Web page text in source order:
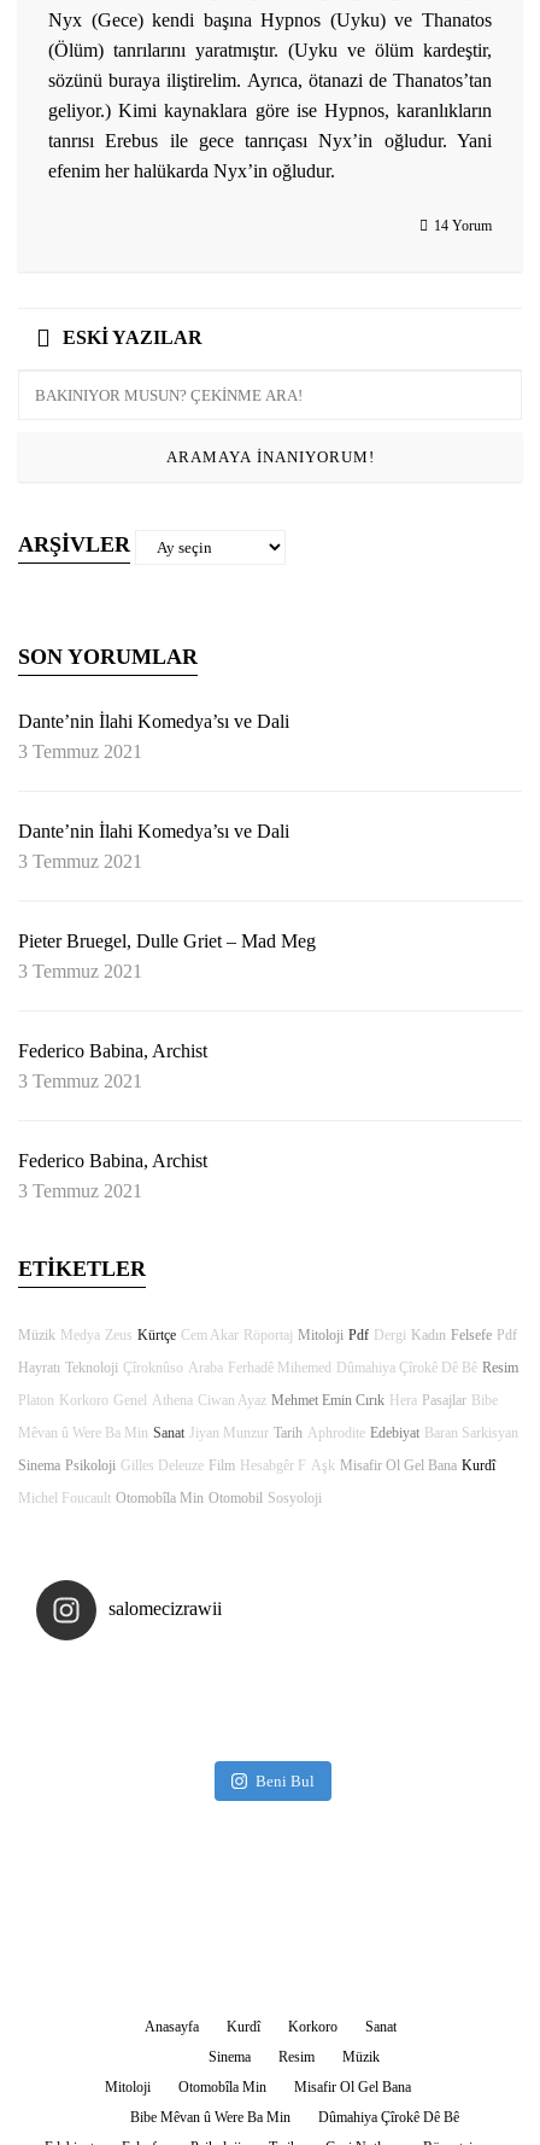
Nyx (Gece) kendi başına Hypnos (Uyku) ve Thanatos
(Ölüm) tanrılarını yaratmıştır. (Uyku ve ölüm kardeştir,
sözünü buraya iliştirelim. Ayrıca, ötanazi de Thanatos’tan
geliyor.) Kimi kaynaklara göre ise Hypnos, karanlıkların
tanrısı Erebus ile gece tanrıçası Nyx’in oğludur. Yani
efenim her halükarda Nyx’in oğludur.
14 Yorum
ESKI YAZILAR
ARŞIVLER
SON YORUMLAR
Dante’nin İlahi Komedya’sı ve Dali
3 Temmuz 2021
Dante’nin İlahi Komedya’sı ve Dali
3 Temmuz 2021
Pieter Bruegel, Dulle Griet – Mad Meg
3 Temmuz 2021
Federico Babina, Archist
3 Temmuz 2021
Federico Babina, Archist
3 Temmuz 2021
ETİKETLER
Müzik Medya Zeus Kürtçe Cem Akar Röportaj Mitoloji Pdf Dergi Kadın Felsefe Pdf
Hayratı Teknoloji Çîroknûso Araba Ferhadê Mihemed Dûmahiya Çîrokê Dê Bê Resim
Platon Korkoro Genel Athena Ciwan Ayaz Mehmet Emin Cırık Hera Pasajlar Bibe
Mêvan û Were Ba Min Sanat Jiyan Munzur Tarih Aphrodite Edebiyat Baran Sarkisyan
Sinema Psikoloji Gilles Deleuze Film Hesabgêr F Aşk Misafir Ol Gel Bana Kurdî
Michel Foucault Otomobîla Min Otomobil Sosyoloji
salomecizrawii
Beni Bul
Anasayfa Kurdî Korkoro
Sanat
Sinema
Resim
Müzik
Mitoloji
Otomobîla Min
Misafir Ol Gel Bana
Bibe Mêvan û Were Ba Min
Dûmahiya Çîrokê Dê Bê